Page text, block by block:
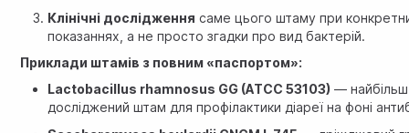
Клінічні дослідження саме цього штаму при
показаннях, а не просто згадки про вид бактерій.
Приклади штамів з повним «паспортом»:
Lactobacillus rhamnosus GG (ATCC 53103) — найбільш
досліджений штам для профілактики діареї на фоні